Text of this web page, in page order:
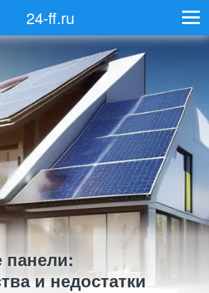
24-ff.ru
и недостатки